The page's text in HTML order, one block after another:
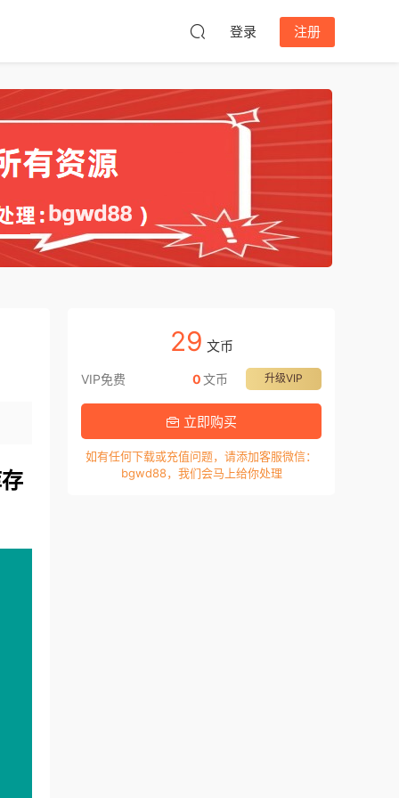
登录 注册
29 文币
VIP免费 升级VIP
0文币
立即购买
如有任何下载或充值问题，请添加客服微信：
bgwd88，我们会马上给你处理